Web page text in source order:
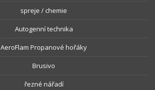
spreje / chemie
Autogenní technika
AeroFlam Propanové hořáky
Brusivo
řezné nářadí